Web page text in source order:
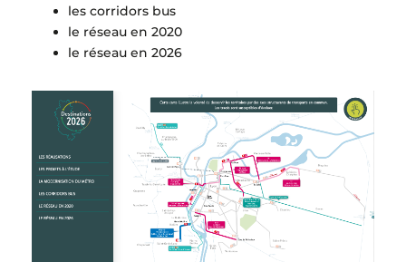
les corridors bus
le réseau en 2020
le réseau en 2026